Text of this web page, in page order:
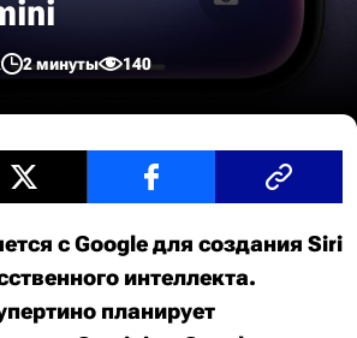
2 минуты 140
с Google для создания Siri
интеллекта.
планирует